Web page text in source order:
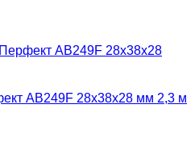
AB249F 28х38х28 мм 2,3 м